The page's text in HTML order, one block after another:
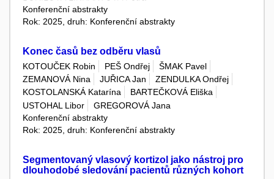
Konferenční abstrakty
Rok: 2025, druh: Konferenční abstrakty
Konec časů bez odběru vlasů
KOTOUČEK Robin PEŠ Ondřej
ŠMAK Pavel
ZEMANOVÁ Nina
JUŘICA Jan
ZENDULKA Ondřej
KOSTOLANSKÁ Katarína
BARTEČKOVÁ Eliška
USTOHAL Libor
GREGOROVÁ Jana
Konferenční abstrakty
Rok: 2025, druh: Konferenční abstrakty
Segmentovaný vlasový kortizol jako nástroj pro
dlouhodobé sledování pacientů různých kohort